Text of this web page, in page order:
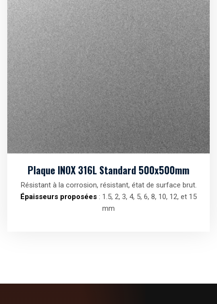
Plaque INOX 316L Standard 500x500mm
Résistant à la corrosion, résistant, état de surface brut.
Épaisseurs proposées : 1.5, 2, 3, 4, 5, 6, 8, 10, 12, et 15
mm